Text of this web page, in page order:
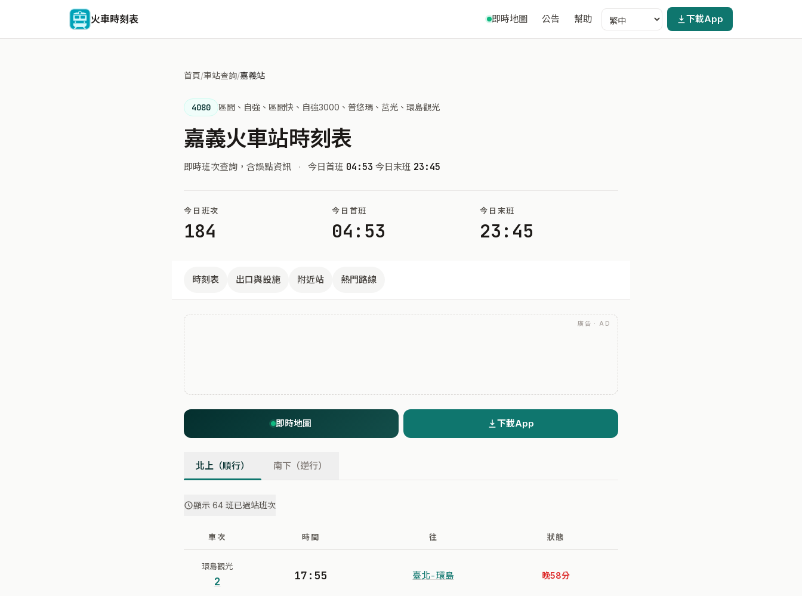
火車時刻表 即時地圖 公告 幫助 下載App
首頁/車站查詢/嘉義站
4080 區間、自強、區間快、自強3000、普悠瑪、莒光、環島觀光
嘉義火車站時刻表
即時班次查詢，含誤點資訊 · 今日首班 04:53 今日末班 23:45
今日班次
184
今日首班
04:53
今日末班
23:45
時刻表 出口與設施 附近站 熱門路線
廣告 · AD
即時地圖 下載App
北上（順行） 南下（逆行）
顯示 64 班已過站班次
車次 時間 往 狀態
環島觀光
2 17:55 臺北-環島 晚58分